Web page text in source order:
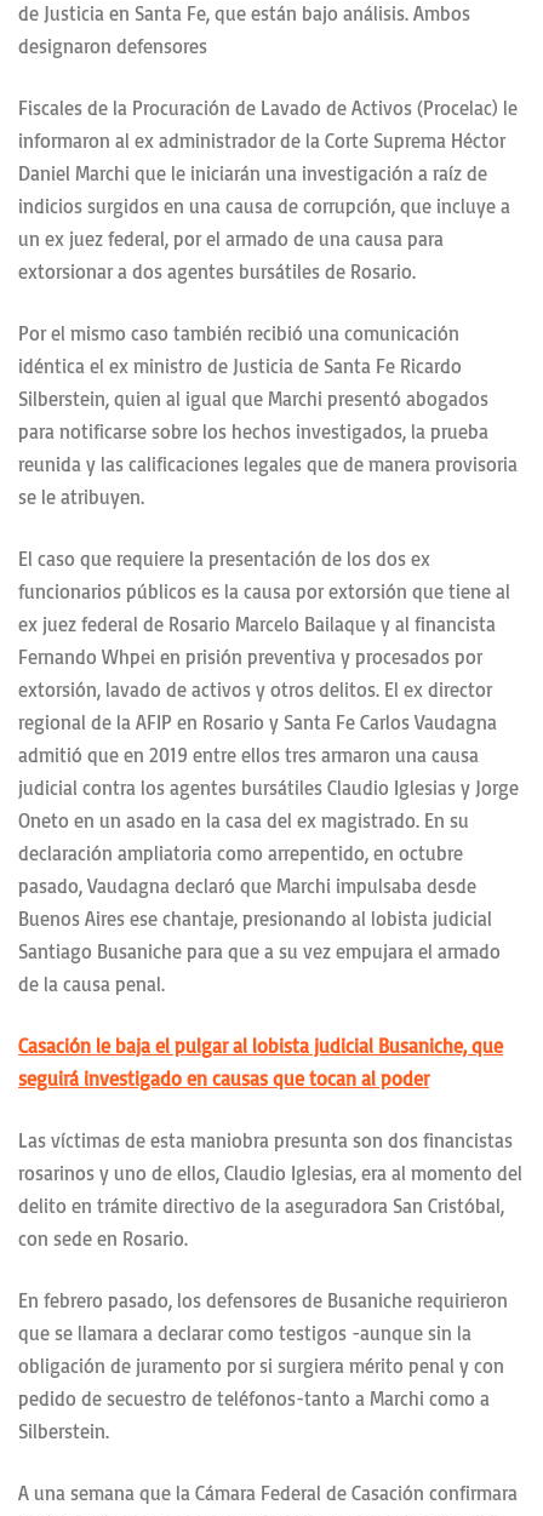
de Justicia en Santa Fe, que están bajo análisis. Ambos
designaron defensores
Fiscales de la Procuración de Lavado de Activos (Procelac) le
informaron al ex administrador de la Corte Suprema Héctor
Daniel Marchi que le iniciarán una investigación a raíz de
indicios surgidos en una causa de corrupción, que incluye a
un ex juez federal, por el armado de una causa para
extorsionar a dos agentes bursátiles de Rosario.
Por el mismo caso también recibió una comunicación
idéntica el ex ministro de Justicia de Santa Fe Ricardo
Silberstein, quien al igual que Marchi presentó abogados
para notificarse sobre los hechos investigados, la prueba
reunida y las calificaciones legales que de manera provisoria
se le atribuyen.
El caso que requiere la presentación de los dos ex
funcionarios públicos es la causa por extorsión que tiene al
ex juez federal de Rosario Marcelo Bailaque y al financista
Fernando Whpei en prisión preventiva y procesados por
extorsión, lavado de activos y otros delitos. El ex director
regional de la AFIP en Rosario y Santa Fe Carlos Vaudagna
admitió que en 2019 entre ellos tres armaron una causa
judicial contra los agentes bursátiles Claudio Iglesias y Jorge
Oneto en un asado en la casa del ex magistrado. En su
declaración ampliatoria como arrepentido, en octubre
pasado, Vaudagna declaró que Marchi impulsaba desde
Buenos Aires ese chantaje, presionando al lobista judicial
Santiago Busaniche para que a su vez empujara el armado
de la causa penal.
Casación le baja el pulgar al lobista judicial Busaniche, que
seguirá investigado en causas que tocan al poder
Las víctimas de esta maniobra presunta son dos financistas
rosarinos y uno de ellos, Claudio Iglesias, era al momento del
delito en trámite directivo de la aseguradora San Cristóbal,
con sede en Rosario.
En febrero pasado, los defensores de Busaniche requirieron
que se llamara a declarar como testigos -aunque sin la
obligación de juramento por si surgiera mérito penal y con
pedido de secuestro de teléfonos-tanto a Marchi como a
Silberstein.
A una semana que la Cámara Federal de Casación confirmara